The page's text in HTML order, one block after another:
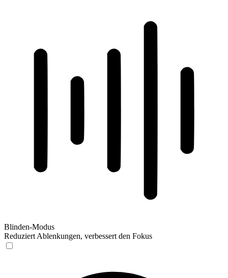
Blinden-Modus
Reduziert Ablenkungen, verbessert den Fokus